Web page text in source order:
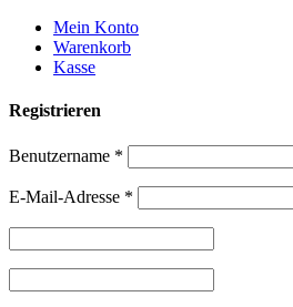
Weiter
zum
Inhalt
Mein Konto
Warenkorb
Kasse
Registrieren
Benutzername *
E-Mail-Adresse *